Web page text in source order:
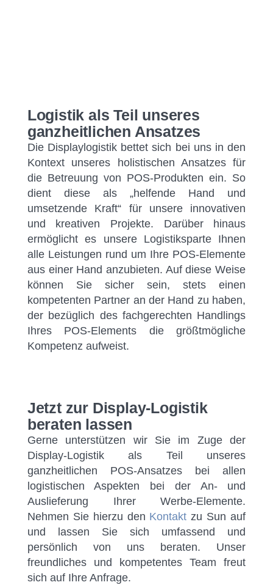
Logistik als Teil unseres
ganzheitlichen Ansatzes
Die Displaylogistik bettet sich bei uns in den
Kontext unseres holistischen Ansatzes für
die Betreuung von POS-Produkten ein. So
dient diese als „helfende Hand und
umsetzende Kraft“ für unsere innovativen
und kreativen Projekte. Darüber hinaus
ermöglicht es unsere Logistiksparte Ihnen
alle Leistungen rund um Ihre POS-Elemente
aus einer Hand anzubieten. Auf diese Weise
können Sie sicher sein, stets einen
kompetenten Partner an der Hand zu haben,
der bezüglich des fachgerechten Handlings
Ihres POS-Elements die größtmögliche
Kompetenz aufweist.
Jetzt zur Display-Logistik
beraten lassen
Gerne unterstützen wir Sie im Zuge der
Display-Logistik als Teil unseres
ganzheitlichen POS-Ansatzes bei allen
logistischen Aspekten bei der An- und
Auslieferung Ihrer Werbe-Elemente.
Nehmen Sie hierzu den Kontakt zu Sun auf
und lassen Sie sich umfassend und
persönlich von uns beraten. Unser
freundliches und kompetentes Team freut
sich auf Ihre Anfrage.